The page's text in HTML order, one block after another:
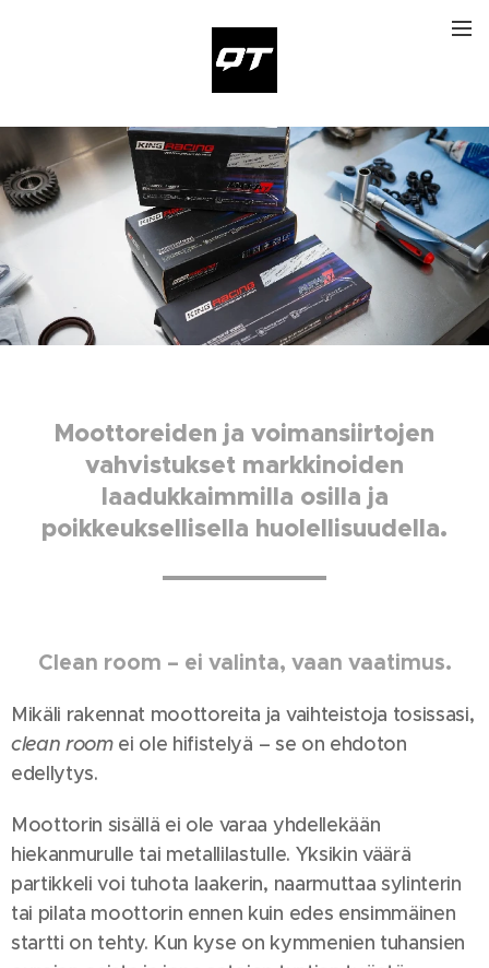
Moottoreiden ja voimansiirtojen
vahvistukset markkinoiden
laadukkaimmilla osilla ja
poikkeuksellisella huolellisuudella.
Clean room – ei valinta, vaan vaatimus.
Mikäli rakennat moottoreita ja vaihteistoja tosissasi,
clean roomei ole hifistelyä – se on ehdoton
edellytys.
Moottorin sisällä ei ole varaa yhdellekään
hiekanmurulle tai metallilastulle. Yksikin väärä
partikkeli voi tuhota laakerin, naarmuttaa sylinterin
tai pilata moottorin ennen kuin edes ensimmäinen
startti on tehty. Kun kyse on kymmenien tuhansien